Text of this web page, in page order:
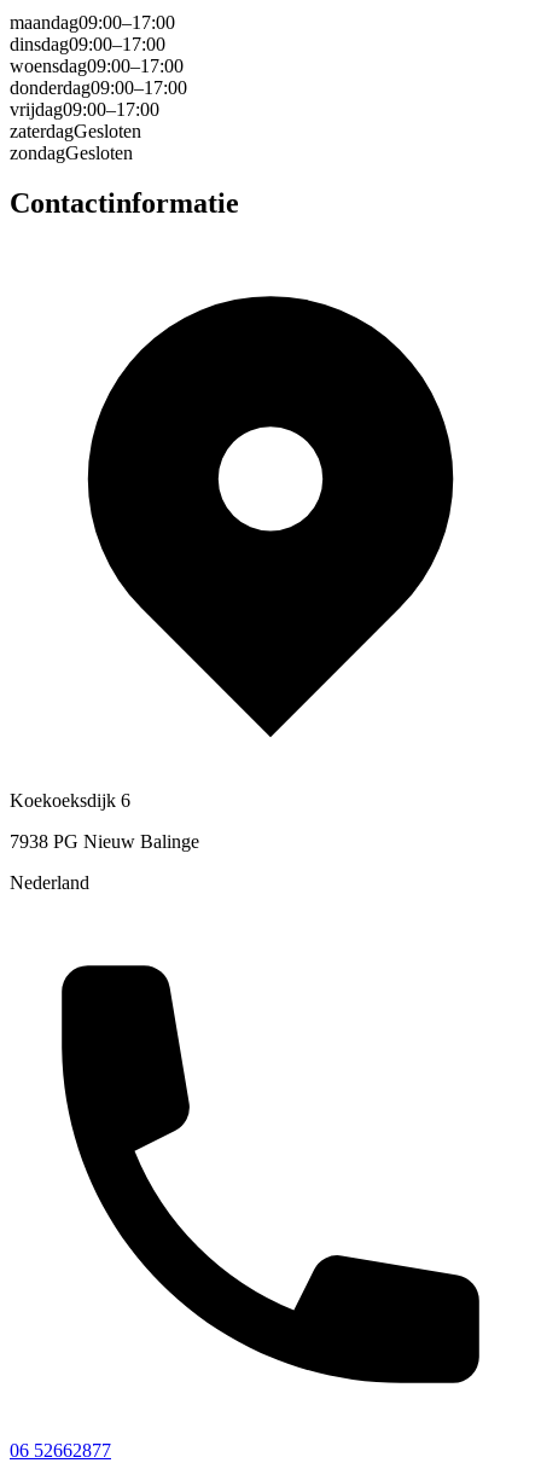
maandag09:00–17:00
dinsdag09:00–17:00
woensdag09:00–17:00
donderdag09:00–17:00
vrijdag09:00–17:00
zaterdagGesloten
zondagGesloten
Contactinformatie
Koekoeksdijk 6
7938 PG Nieuw Balinge
Nederland
06 52662877